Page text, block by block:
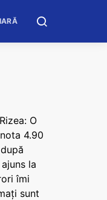
O
4.90
la
îmi
sunt